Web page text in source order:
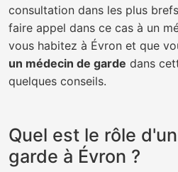
consultation dans les plus
faire appel dans ce cas à un
vous habitez à Évron et que
un médecin de garde dans
quelques conseils.
Quel est le rôle
garde à Évron ?